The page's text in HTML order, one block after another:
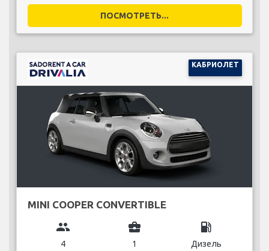
ПОСМОТРЕТЬ...
КАБРИОЛЕТ
MINI COOPER CONVERTIBLE
group
4
business_center
1
local_gas_station
Дизель